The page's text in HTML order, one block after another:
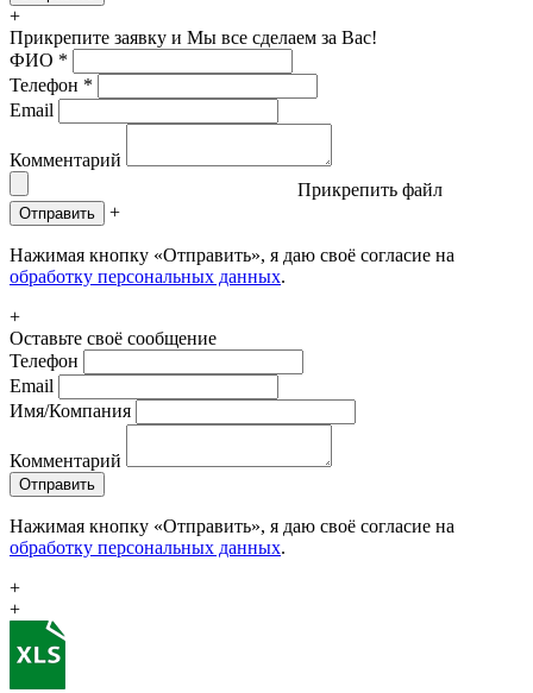
+
Прикрепите заявку и Мы все сделаем за Вас!
ФИО *
Телефон *
Email
Комментарий
Прикрепить файл
Отправить +
Нажимая кнопку «Отправить», я даю своё согласие на
обработку персональных данных.
+
Оставьте своё сообщение
Телефон
Email
Имя/Компания
Комментарий
Отправить
Нажимая кнопку «Отправить», я даю своё согласие на
обработку персональных данных.
+
+